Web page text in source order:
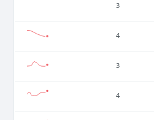
3
4
3
4